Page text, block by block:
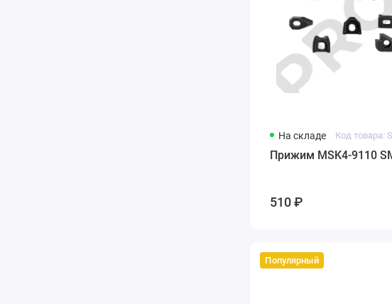
На складе Код товара:
Прижим MSK4-9110
510 ₽
Популярный